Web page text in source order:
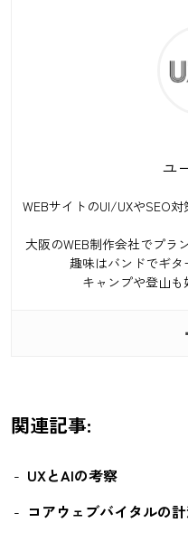
ユ
WEBサイトのUI/UXやSEO
大阪のWEB制作会社でプラ
趣味はバンドでギタ
キャンプや登山も
関連記事:
UXとAIの考察
コアウェブバイタルの